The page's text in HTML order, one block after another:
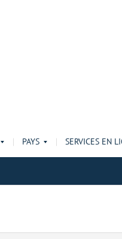
PAYS SERVICES EN